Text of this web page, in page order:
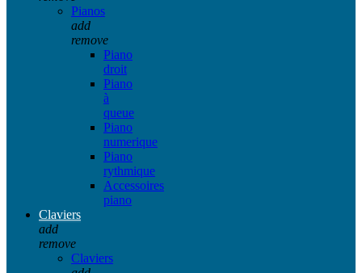
Pianos
add
remove
Piano
droit
Piano
à
queue
Piano
numerique
Piano
rythmique
Accessoires
piano
Claviers
add
remove
Claviers